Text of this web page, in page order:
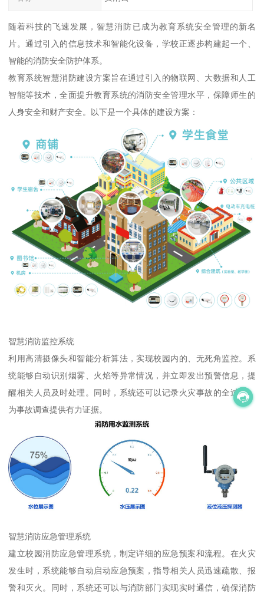
随着科技的飞速发展，智慧消防已成为教育系统安全管理的新名
片。通过引入的信息技术和智能化设备，学校正逐步构建起一个、
智能的消防安全防护体系。
教育系统智慧消防建设方案旨在通过引入的物联网、大数据和人工
智能等技术，全面提升教育系统的消防安全管理水平，保障师生的
人身安全和财产安全。以下是一个具体的建设方案：
智慧消防监控系统
利用高清摄像头和智能分析算法，实现校园内的、无死角监控。系
统能够自动识别烟雾、火焰等异常情况，并立即发出预警信息，提
醒相关人员及时处理。同时，系统还可以记录火灾事故的全过程，
为事故调查提供有力证据。
智慧消防应急管理系统
建立校园消防应急管理系统，制定详细的应急预案和流程。在火灾
发生时，系统能够自动启动应急预案，指导相关人员迅速疏散、报
警和灭火。同时，系统还可以与消防部门实现实时通信，确保消防